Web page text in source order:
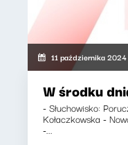
11 października 2024
W środku
- Słuchowisko:
Kołaczkowska -
-...